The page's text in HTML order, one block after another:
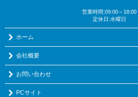
営業時間:09:00～18:00
定休日:水曜日
ホーム
会社概要
お問い合わせ
PCサイト